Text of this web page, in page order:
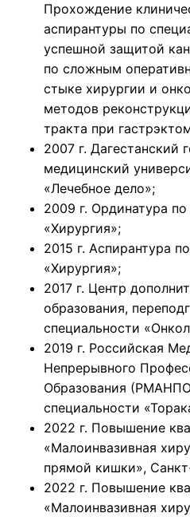
Прохождение
аспирантуры по
успешной защитой
по сложным
стыке хирургии и
методов
тракта при
2007 г. Дагестанский
медицинский
«Лечебное дело»;
2009 г. Ординатура
«Хирургия»;
2015 г. Аспирантура
«Хирургия»;
2017 г. Центр
образования,
специальности
2019 г. Российская
Непрерывного
Образования
специальности
2022 г. Повышение
«Малоинвазивная
прямой кишки»,
2022 г. Повышение
«Малоинвазивная